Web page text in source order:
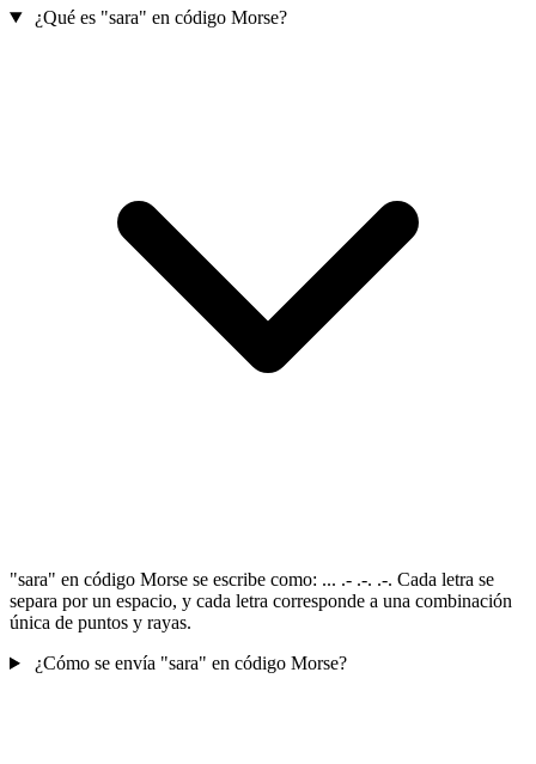
¿Qué es "sara" en código Morse?
"sara" en código Morse se escribe como: ... .- .-. .-. Cada letra se
separa por un espacio, y cada letra corresponde a una combinación
única de puntos y rayas.
¿Cómo se envía "sara" en código Morse?